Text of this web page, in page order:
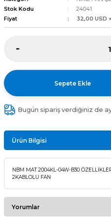
FANLAR
Stok Kodu
24041
Fiyat
32,00 USD
Sepete Ekle
Bugün sipariş verdiğiniz de
Ürün Bilgisi
NBM MAT 2004KL-04W-B30
2KABLOLU FAN
Yorumlar